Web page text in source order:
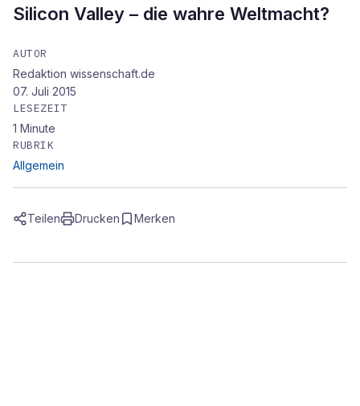
Silicon Valley – die wahre Weltmacht?
AUTOR
Redaktion wissenschaft.de
07. Juli 2015
LESEZEIT
1 Minute
RUBRIK
Allgemein
Teilen Drucken Merken